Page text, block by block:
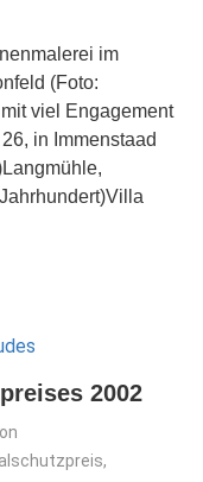
im
(Foto:
viel Engagement
in Immenstaad
2002
,